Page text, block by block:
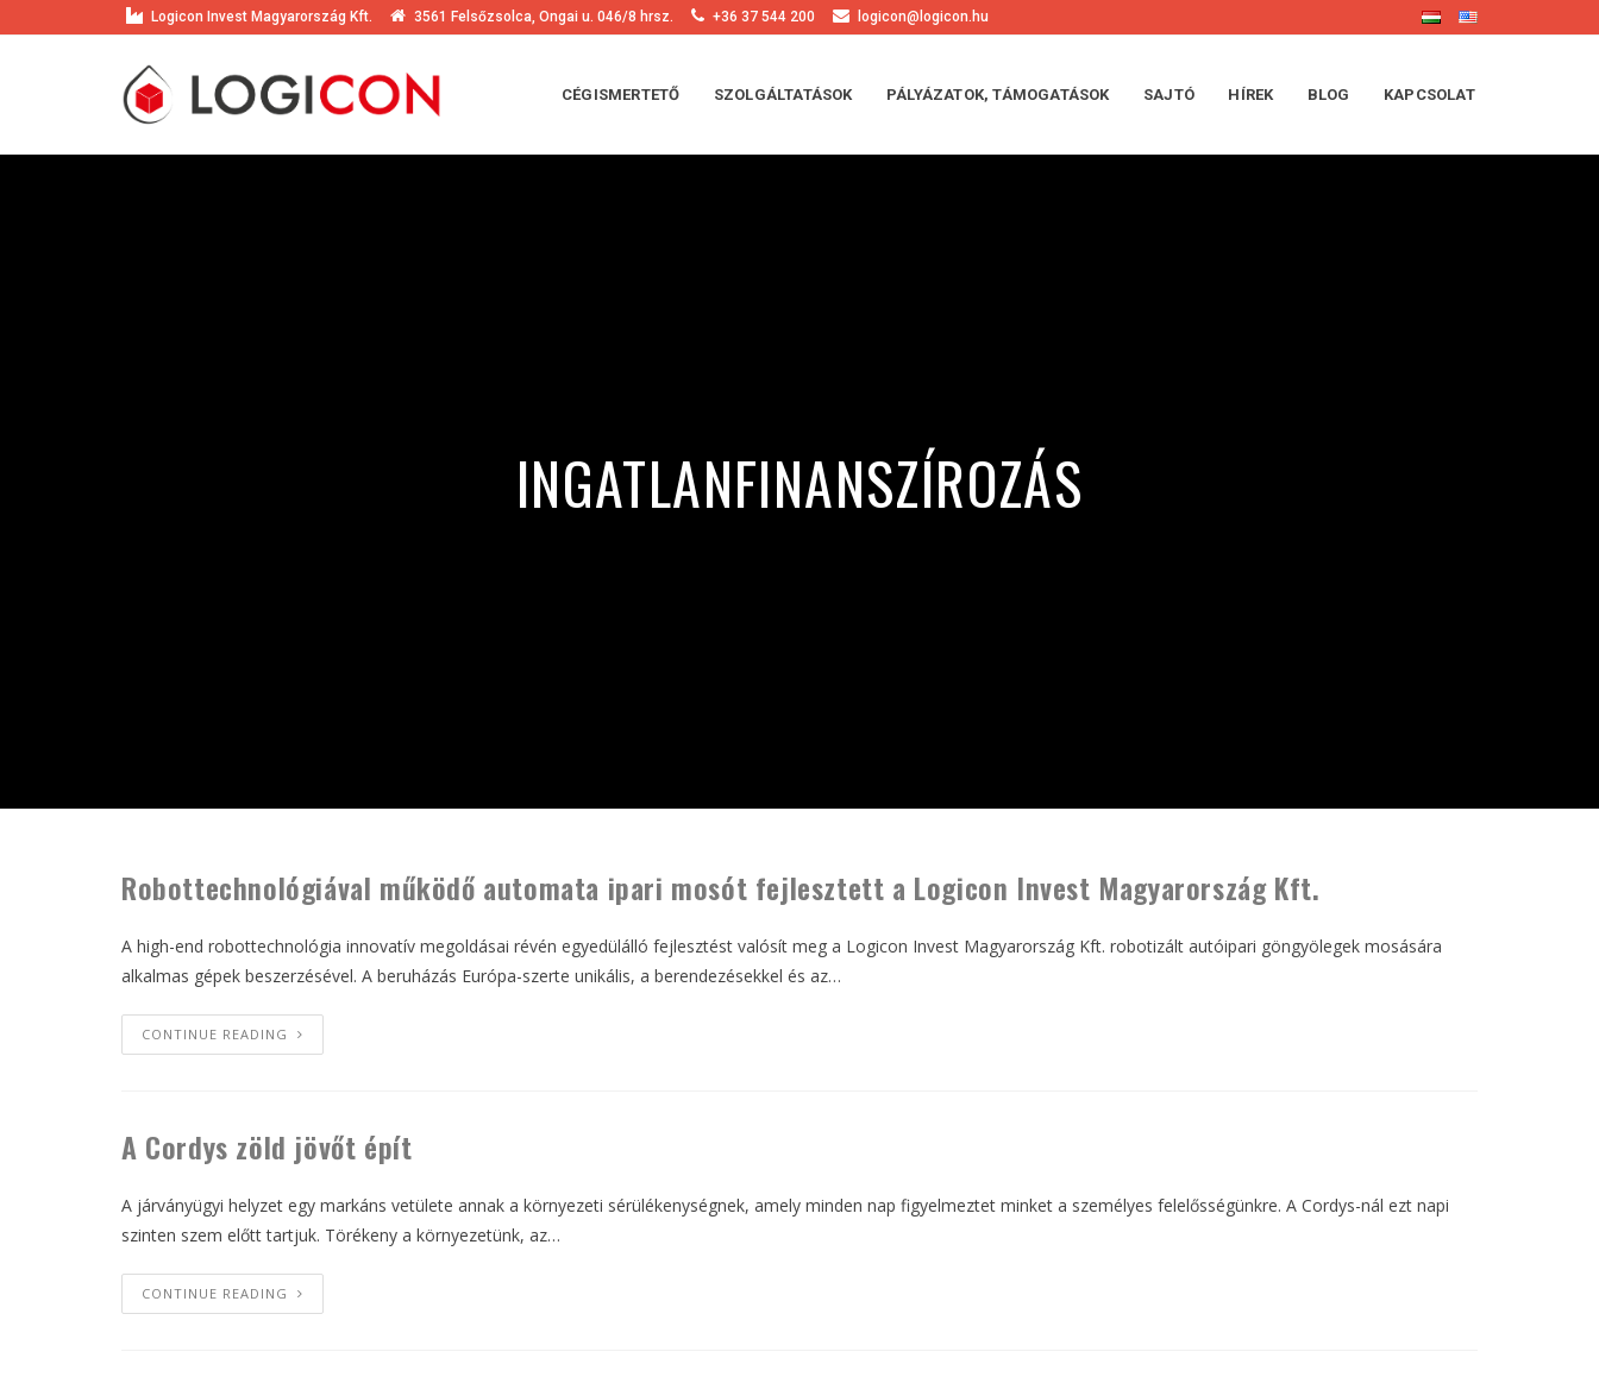
Logicon Invest Magyarország Kft. 3561 Felsőzsolca, Ongai u. 046/8 hrsz. +36 37 544 200 logicon@logicon.hu
CÉGISMERTETŐ SZOLGÁLTATÁSOK PÁLYÁZATOK, TÁMOGATÁSOK SAJTÓ HÍREK BLOG KAPCSOLAT
INGATLANFINANSZÍROZÁS
Robottechnológiával működő automata ipari mosót fejlesztett a Logicon Invest Magyarország Kft.
A high-end robottechnológia innovatív megoldásai révén egyedülálló fejlesztést valósít meg a Logicon Invest Magyarország Kft. robotizált autóipari göngyölegek mosására
alkalmas gépek beszerzésével. A beruházás Európa-szerte unikális, a berendezésekkel és az…
CONTINUE READING
A Cordys zöld jövőt épít
A járványügyi helyzet egy markáns vetülete annak a környezeti sérülékenységnek, amely minden nap figyelmeztet minket a személyes felelősségünkre. A Cordys-nál ezt napi
szinten szem előtt tartjuk. Törékeny a környezetünk, az…
CONTINUE READING